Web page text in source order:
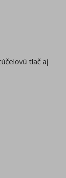
tlač aj